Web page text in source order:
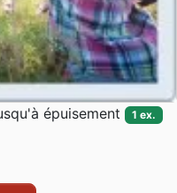
épuisement 1 ex.